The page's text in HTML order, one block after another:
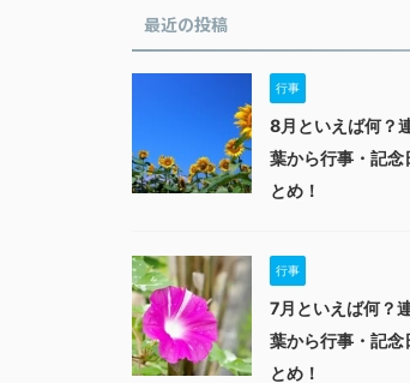
最近の投稿
行事
8月といえば何？
葉から行事・記念
とめ！
行事
7月といえば何？
葉から行事・記念
とめ！